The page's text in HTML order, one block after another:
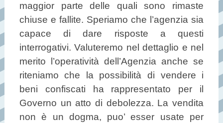
maggior parte delle quali sono rimaste
chiuse e fallite. Speriamo che l’agenzia sia
capace di dare risposte a questi
interrogativi. Valuteremo nel dettaglio e nel
merito l’operatività dell’Agenzia anche se
riteniamo che la possibilità di vendere i
beni confiscati ha rappresentato per il
Governo un atto di debolezza. La vendita
non è un dogma, puo’ esser usate per